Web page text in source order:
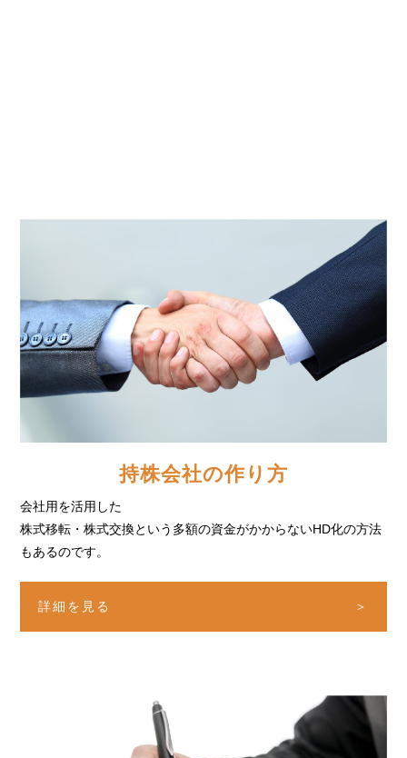
持株会社の作り方
会社用を活用した
株式移転・株式交換という多額の資金がかからないHD化の方法
もあるのです。
詳細を見る ＞